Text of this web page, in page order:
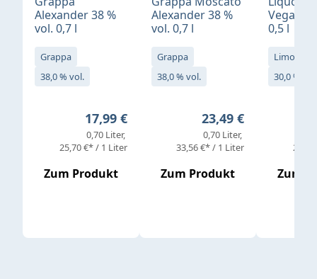
Alexander 38 %
vol. 0,7 l
Grappa
38,0 % vol.
Regulärer Preis:
17,99 €
0,70 Liter
25,70 €* / 1 Liter
Zum Produkt
Alexander 38 %
vol. 0,7 l
Grappa
38,0 % vol.
Regulärer Preis:
23,49 €
0,70 Liter
33,56 €* / 1 Liter
Zum Produkt
Vegan
0,5 l
30,0 % vol.
Zum